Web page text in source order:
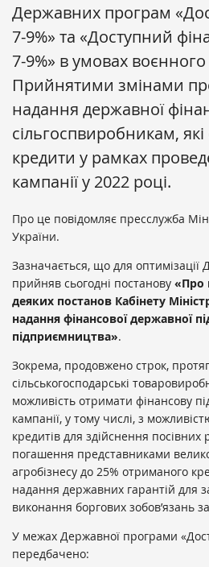
Державних програм
7-9%» та «Доступний
7-9%» в умовах воєнного
Прийнятими змінами
надання державної
сільгоспвиробникам,
кредити у рамках
кампанії у 2022 році.
Про це повідомляє пресслужба
України.
Зазначається, що для
прийняв сьогодні постанову «Про
деяких постанов Кабінету
надання фінансової державної
підприємництва».
Зокрема, продовжено строк,
сільськогосподарські
можливість отримати фінансову
кампанії, у тому числі, з
кредитів для здійснення посівних
погашення представниками
агробізнесу до 25% отриманого
надання державних гарантій для
виконання боргових зобов’язань
У межах Державної програми
передбачено: